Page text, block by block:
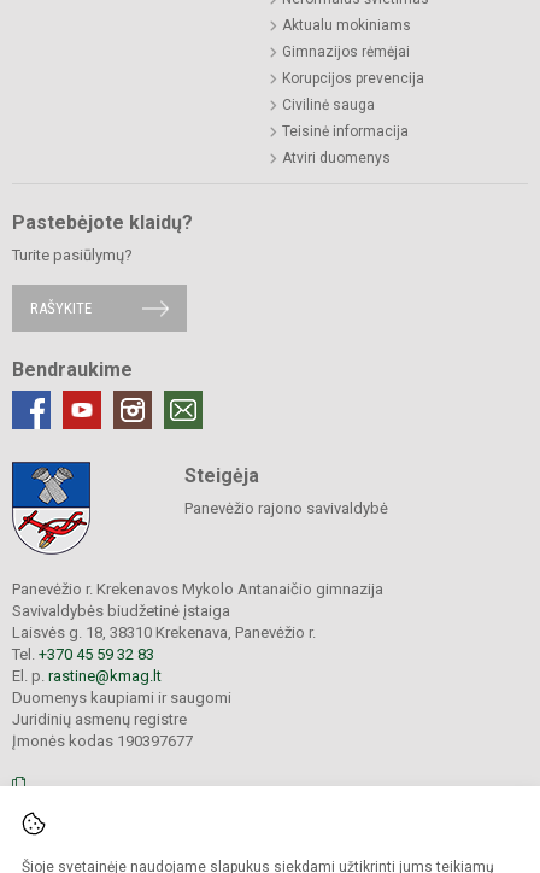
Šioje svetainėje naudojame slapukus siekdami užtikrinti jums teikiamų
Aktualu mokiniams
Gimnazijos rėmėjai
Korupcijos prevencija
Civilinė sauga
Teisinė informacija
Atviri duomenys
Pastebėjote klaidų?
Turite pasiūlymų?
RAŠYKITE
Bendraukime
Steigėja
Panevėžio rajono savivaldybė
Panevėžio r. Krekenavos Mykolo Antanaičio gimnazija
Savivaldybės biudžetinė įstaiga
Laisvės g. 18, 38310 Krekenava, Panevėžio r.
Tel. +370 45 59 32 83
El. p. rastine@kmag.lt
Duomenys kaupiami ir saugomi
Juridinių asmenų registre
Įmonės kodas 190397677
saugomos.